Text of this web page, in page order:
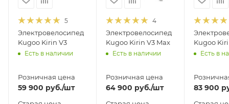
5
Электровелосипед
Kugoo Kirin V3
Есть в наличии
Розничная цена
59 900 руб./шт
4
Электровелосипед
Kugoo Kirin V3 Max
Есть в наличии
Розничная цена
64 900 руб./шт
Kugoo
Есть в
83 900